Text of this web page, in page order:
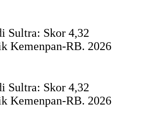
Sultra: Skor 4,32
Kemenpan-RB. 2026
Sultra: Skor 4,32
Kemenpan-RB. 2026